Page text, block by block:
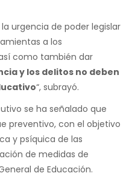
urgencia de poder legislar
a los
como también dar
y los delitos no deben
“, subrayó.
se ha señalado que
preventivo, con el objetivo
y psíquica de las
de medidas de
de Educación.